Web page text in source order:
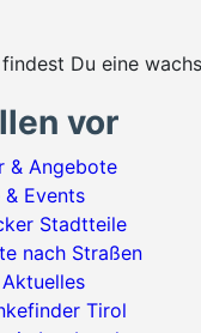
Du eine
vor
& Angebote
& Events
Stadtteile
nach Straßen
Tirol